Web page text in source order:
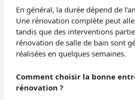
En général, la durée dépend de
Une rénovation complète peut
tandis que des interventions
rénovation de salle de bain sont
réalisées en quelques semaines.
Comment choisir la bonne
rénovation ?